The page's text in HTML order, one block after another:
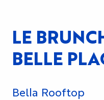
LE
BELLE
Bella Rooftop